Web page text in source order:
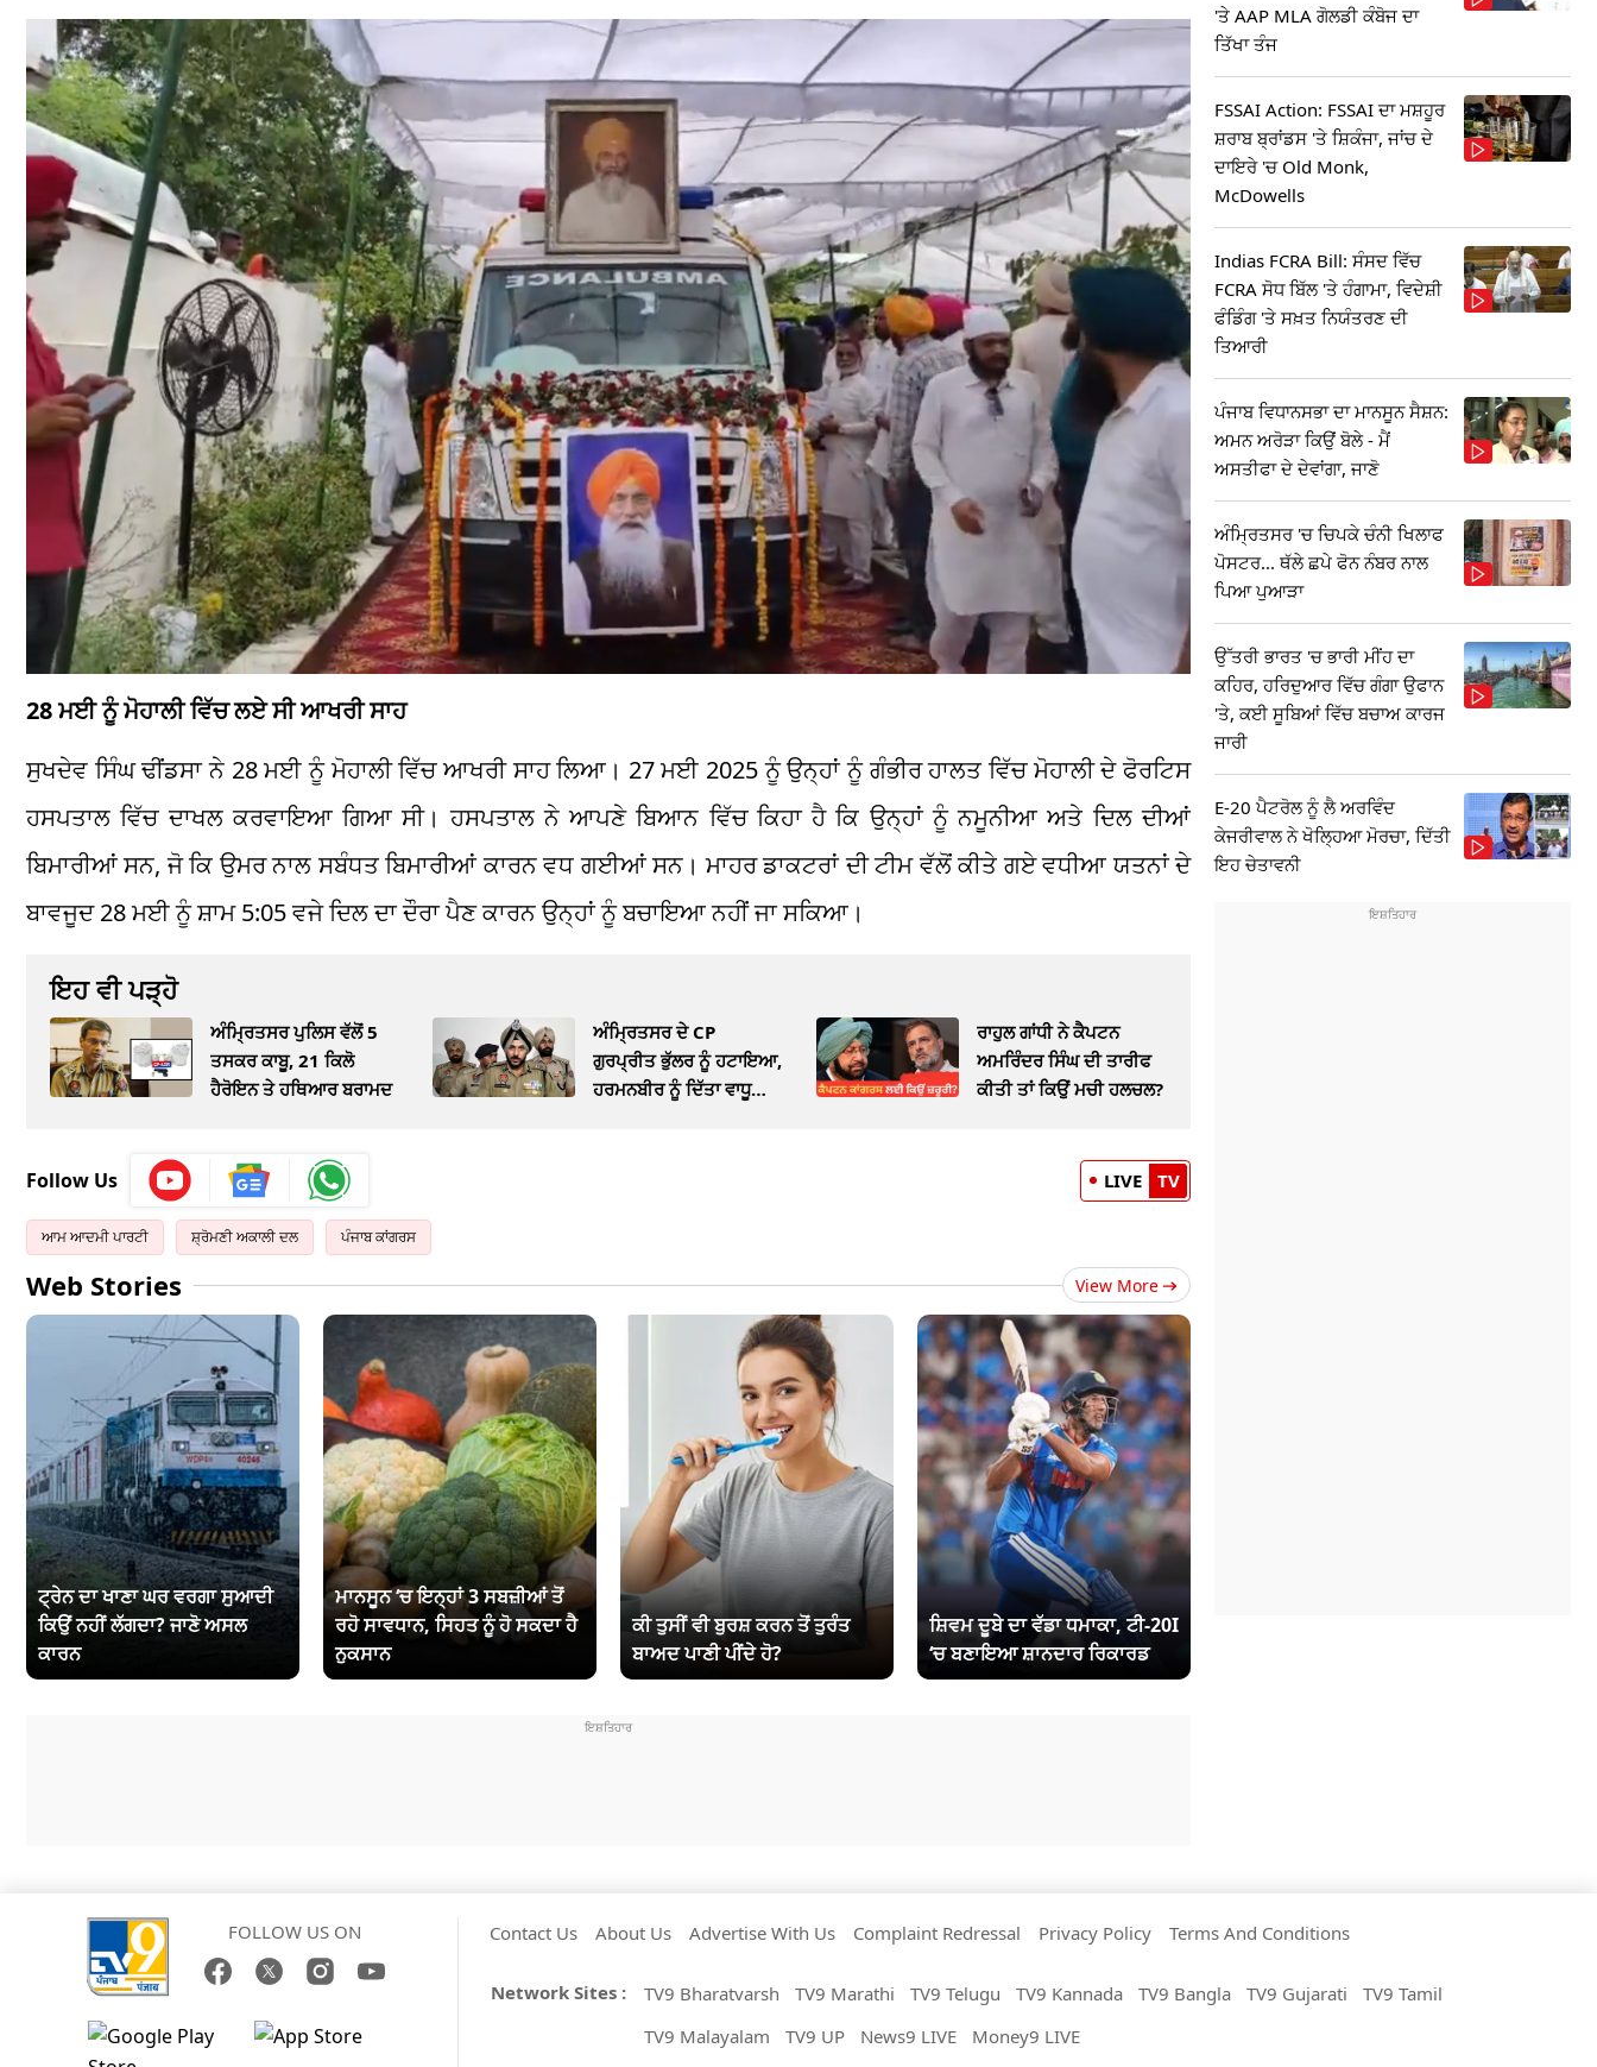
28 ਮਈ ਨੂੰ ਮੋਹਾਲੀ ਵਿੱਚ ਲਏ ਸੀ ਆਖਰੀ ਸਾਹ
ਸੁਖਦੇਵ ਸਿੰਘ ਢੀਂਡਸਾ ਨੇ 28 ਮਈ ਨੂੰ ਮੋਹਾਲੀ ਵਿੱਚ ਆਖਰੀ ਸਾਹ ਲਿਆ। 27 ਮਈ 2025 ਨੂੰ ਉਨ੍ਹਾਂ ਨੂੰ ਗੰਭੀਰ ਹਾਲਤ ਵਿੱਚ ਮੋਹਾਲੀ ਦੇ ਫੋਰਟਿਸ
ਹਸਪਤਾਲ ਵਿੱਚ ਦਾਖਲ ਕਰਵਾਇਆ ਗਿਆ ਸੀ। ਹਸਪਤਾਲ ਨੇ ਆਪਣੇ ਬਿਆਨ ਵਿੱਚ ਕਿਹਾ ਹੈ ਕਿ ਉਨ੍ਹਾਂ ਨੂੰ ਨਮੂਨੀਆ ਅਤੇ ਦਿਲ ਦੀਆਂ
ਬਿਮਾਰੀਆਂ ਸਨ, ਜੋ ਕਿ ਉਮਰ ਨਾਲ ਸਬੰਧਤ ਬਿਮਾਰੀਆਂ ਕਾਰਨ ਵਧ ਗਈਆਂ ਸਨ। ਮਾਹਰ ਡਾਕਟਰਾਂ ਦੀ ਟੀਮ ਵੱਲੋਂ ਕੀਤੇ ਗਏ ਵਧੀਆ ਯਤਨਾਂ ਦੇ
ਬਾਵਜੂਦ 28 ਮਈ ਨੂੰ ਸ਼ਾਮ 5:05 ਵਜੇ ਦਿਲ ਦਾ ਦੌਰਾ ਪੈਣ ਕਾਰਨ ਉਨ੍ਹਾਂ ਨੂੰ ਬਚਾਇਆ ਨਹੀਂ ਜਾ ਸਕਿਆ।
ਇਹ ਵੀ ਪੜ੍ਹੋ
ਅੰਮ੍ਰਿਤਸਰ ਪੁਲਿਸ ਵੱਲੋਂ 5
ਤਸਕਰ ਕਾਬੂ, 21 ਕਿਲੋ
ਹੈਰੋਇਨ ਤੇ ਹਥਿਆਰ ਬਰਾਮਦ
ਅੰਮ੍ਰਿਤਸਰ ਦੇ CP
ਗੁਰਪ੍ਰੀਤ ਭੁੱਲਰ ਨੂੰ ਹਟਾਇਆ,
ਹਰਮਨਬੀਰ ਨੂੰ ਦਿੱਤਾ ਵਾਧੂ
ਰਾਹੁਲ ਗਾਂਧੀ ਨੇ ਕੈਪਟਨ
ਅਮਰਿੰਦਰ ਸਿੰਘ ਦੀ ਤਾਰੀਫ
ਕੀਤੀ ਤਾਂ ਕਿਉਂ ਮਚੀ ਹਲਚਲ?
Follow Us LIVE TV
ਆਮ ਆਦਮੀ ਪਾਰਟੀ ਸ਼੍ਰੋਮਣੀ ਅਕਾਲੀ ਦਲ ਪੰਜਾਬ ਕਾਂਗਰਸ
Web Stories View More
ਟ੍ਰੇਨ ਦਾ ਖਾਣਾ ਘਰ ਵਰਗਾ ਸੁਆਦੀ
ਕਿਉਂ ਨਹੀਂ ਲੱਗਦਾ? ਜਾਣੋ ਅਸਲ
ਕਾਰਨ
ਮਾਨਸੂਨ ‘ਚ ਇਨ੍ਹਾਂ 3 ਸਬਜ਼ੀਆਂ ਤੋਂ
ਰਹੋ ਸਾਵਧਾਨ, ਸਿਹਤ ਨੂੰ ਹੋ ਸਕਦਾ ਹੈ
ਨੁਕਸਾਨ
ਕੀ ਤੁਸੀਂ ਵੀ ਬੁਰਸ਼ ਕਰਨ ਤੋਂ ਤੁਰੰਤ
ਬਾਅਦ ਪਾਣੀ ਪੀਂਦੇ ਹੋ?
ਸ਼ਿਵਮ ਦੂਬੇ ਦਾ ਵੱਡਾ ਧਮਾਕਾ, ਟੀ-20I
‘ਚ ਬਣਾਇਆ ਸ਼ਾਨਦਾਰ ਰਿਕਾਰਡ
'ਤੇ AAP MLA ਗੋਲਡੀ ਕੰਬੋਜ ਦਾ
ਤਿੱਖਾ ਤੰਜ
FSSAI Action: FSSAI ਦਾ ਮਸ਼ਹੂਰ
ਸ਼ਰਾਬ ਬ੍ਰਾਂਡਸ 'ਤੇ ਸ਼ਿਕੰਜਾ, ਜਾਂਚ ਦੇ
ਦਾਇਰੇ 'ਚ Old Monk,
McDowells
Indias FCRA Bill: ਸੰਸਦ ਵਿੱਚ
FCRA ਸੋਧ ਬਿੱਲ 'ਤੇ ਹੰਗਾਮਾ, ਵਿਦੇਸ਼ੀ
ਫੰਡਿੰਗ 'ਤੇ ਸਖ਼ਤ ਨਿਯੰਤਰਣ ਦੀ
ਤਿਆਰੀ
ਪੰਜਾਬ ਵਿਧਾਨਸਭਾ ਦਾ ਮਾਨਸੂਨ ਸੈਸ਼ਨ:
ਅਮਨ ਅਰੋੜਾ ਕਿਉਂ ਬੋਲੇ - ਮੈਂ
ਅਸਤੀਫਾ ਦੇ ਦੇਵਾਂਗਾ, ਜਾਣੋ
ਅੰਮ੍ਰਿਤਸਰ 'ਚ ਚਿਪਕੇ ਚੰਨੀ ਖਿਲਾਫ
ਪੋਸਟਰ... ਥੱਲੇ ਛਪੇ ਫੋਨ ਨੰਬਰ ਨਾਲ
ਪਿਆ ਪੁਆੜਾ
ਉੱਤਰੀ ਭਾਰਤ 'ਚ ਭਾਰੀ ਮੀਂਹ ਦਾ
ਕਹਿਰ, ਹਰਿਦੁਆਰ ਵਿੱਚ ਗੰਗਾ ਉਫਾਨ
'ਤੇ, ਕਈ ਸੂਬਿਆਂ ਵਿੱਚ ਬਚਾਅ ਕਾਰਜ
ਜਾਰੀ
E-20 ਪੈਟਰੋਲ ਨੂੰ ਲੈ ਅਰਵਿੰਦ
ਕੇਜਰੀਵਾਲ ਨੇ ਖੋਲ੍ਹਿਆ ਮੋਰਚਾ, ਦਿੱਤੀ
ਇਹ ਚੇਤਾਵਨੀ
FOLLOW US ON Contact Us About Us Advertise With Us Complaint Redressal Privacy Policy Terms And Conditions
Network Sites : TV9 Bharatvarsh TV9 Marathi TV9 Telugu TV9 Kannada TV9 Bangla TV9 Gujarati
TV9 Tamil
TV9 Malayalam
TV9 UP News9 LIVE Money9 LIVE